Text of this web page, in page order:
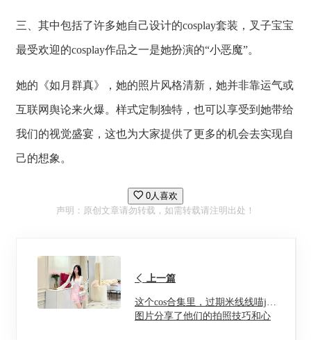
三、其中包括了许多她自己设计的cosplay套装，叉子宝宝
最受欢迎的cosplay作品之一是她扮演的“小恶魔”。
她的《如月群真》，她的照片风格清新，她并非靠运气或
互联网舆论来火爆。样式定制独特，也可以享受到她带给
我们的视觉盛宴，这也为大家提供了更多的机会去实现自
己的想象。
0人喜欢
声明：原创文章请勿转载，如需转载请注明出处！
上一篇
这个cos合集里，过期米线线喵jk
图片分享了他们的拍照技巧和心